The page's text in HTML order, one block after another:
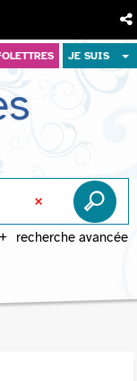
JE SUIS
recherche avancée